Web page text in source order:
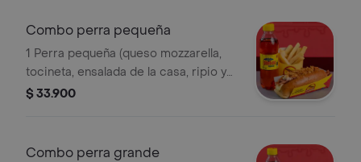
Combo perra pequeña
1 Perra pequeña (queso mozzarella,
tocineta, ensalada de la casa, ripio y
salsas). acompañado de papas a la
$ 33.900
Combo perra grande